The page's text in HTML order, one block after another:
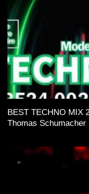
BEST TECHNO MIX
Thomas Schumacher